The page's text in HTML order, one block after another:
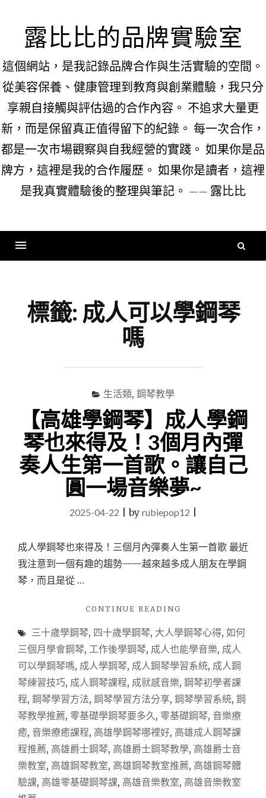
content露比比的品牌實驗室
這個網站，是我記錄品牌合作與生活實驗的空間。
從美容保養、健康管理到教育與創業體驗，我只分
享親自接觸與評估過的合作內容。 不追求大量更
新，而是保留真正值得留下的紀錄。 每一次合作，
都是一次市場觀察與自我經營的實踐。 如果你是品
牌方，這裡是我的合作履歷。 如果你是讀者，這裡
是我真實體驗後的整理與筆記。 —— 露比比
標籤: 成人可以學鋼琴
嗎
生活類, 鋼琴教學
【高雄學鋼琴】成人學鋼
琴也來得及！3個月內彈
奏人生第一首歌。讓自己
圓一場音樂夢~
2025-04-22 |by rubiepop12
成人學鋼琴也來得及！三個月內彈奏人生第一首歌 最近
我注意到一個有趣的趨勢——越來越多成人朋友在學鋼
琴，而且是從 …
CONTINUE READING
學
鋼
成
人
學
琴
也
來
及！
3
三十歲學鋼琴, 四十歲學鋼琴, 大人學鋼琴心得, 如何
三個月學會鋼琴, 工作後學鋼琴, 成人也能學音樂, 成人
可以學鋼琴嗎, 成人學鋼琴, 成人鋼琴學習系統, 成人鋼
琴練習技巧, 成人鋼琴課程, 成就感音樂, 鋼琴初學者課
程, 鋼琴學習方法, 鋼琴學習方法分享, 鋼琴學習系統, 鋼
琴教學推薦, 零基礎學鋼琴要多久 , 零基礎鋼琴, 音樂療
癒, 音樂療癒課程, 高雄學鋼琴哪裡好, 高雄成人鋼琴課
程推薦, 高雄爵士鋼琴, 高雄爵士鋼琴教學, 高雄爵士音
樂教室, 高雄鋼琴教室, 高雄鋼琴教室推薦, 高雄鋼琴體
驗課, 高雄零基礎鋼琴課, 高雄音樂教室, 高雄音樂教室